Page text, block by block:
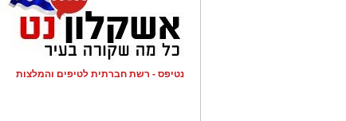
נטיפס - רשת חברתית לטיפים והמלצות